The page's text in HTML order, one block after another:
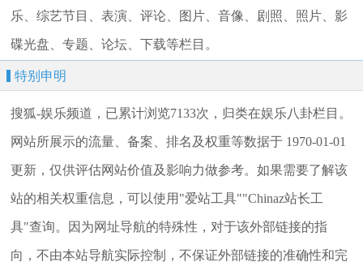
乐、综艺节目、表演、评论、图片、音像、剧照、照片、影
碟光盘、专题、论坛、下载等栏目。
特别申明
搜狐-娱乐频道，已累计浏览7133次，归类在娱乐八卦栏目。
网站所展示的流量、备案、排名及权重等数据于 1970-01-01
更新，仅供评估网站价值及影响力做参考。如果需要了解该
站的相关权重信息，可以使用"爱站工具""Chinaz站长工
具"查询。因为网址导航的特殊性，对于该外部链接的指
向，不由本站导航实际控制，不保证外部链接的准确性和完